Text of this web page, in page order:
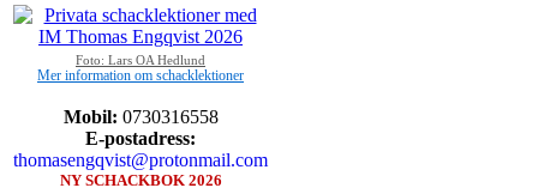
Foto: Lars OA Hedlund
Mer information om schacklektioner
Mobil: 0730316558
E-postadress:
thomasengqvist@protonmail.com
NY SCHACKBOK 2026